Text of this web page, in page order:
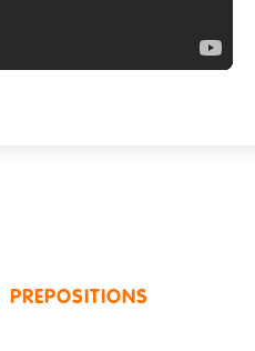
PREPOSITIONS